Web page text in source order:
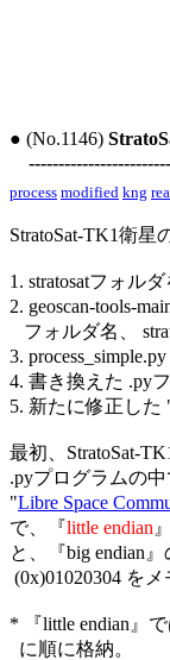
● (No.1146)
process modified kng
StratoSat-TK1衛
1. stratosatフォル
2. geoscan-tools-
フォルダ名、
3.
4. 書き換えた .py
5. 新たに修正した
最初、StratoSat-
.pyプログラムの
"Libre Space
で、『little endian
と、『big endian
(0x)01020304 を
* 『little endian』
  に順に格納。